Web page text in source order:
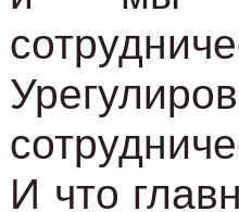
И что